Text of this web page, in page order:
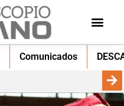
Comunicados